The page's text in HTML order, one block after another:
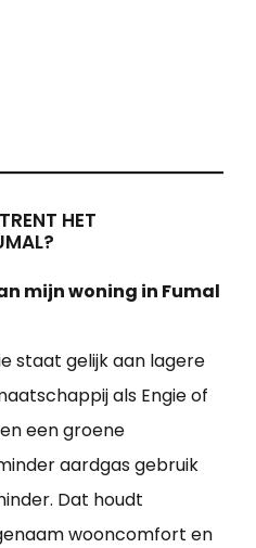
HET
mijn woning in Fumal
staat gelijk aan lagere
als Engie of
een groene
aardgas gebruik
Dat houdt
wooncomfort en